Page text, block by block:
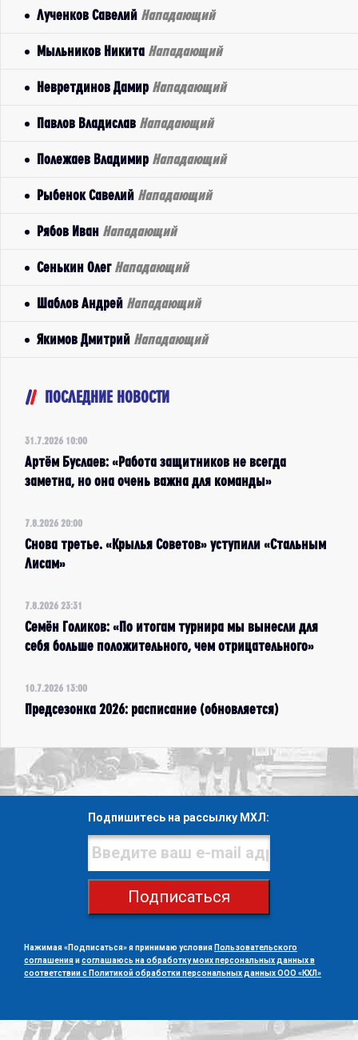
Лученков Савелий Нападающий
Мыльников Никита Нападающий
Невретдинов Дамир Нападающий
Павлов Владислав Нападающий
Полежаев Владимир Нападающий
Рыбенок Савелий Нападающий
Рябов Иван Нападающий
Сенькин Олег Нападающий
Шаблов Андрей Нападающий
Якимов Дмитрий Нападающий
ПОСЛЕДНИЕ НОВОСТИ
31.7.2026 10:00
Артём Буслаев: «Работа защитников не всегда
заметна, но она очень важна для команды»
7.8.2026 20:00
Снова третье. «Крылья Советов» уступили «Стальным
Лисам»
7.8.2026 23:31
Семён Голиков: «По итогам турнира мы вынесли для
себя больше положительного, чем отрицательного»
10.7.2026 13:00
Предсезонка 2026: расписание (обновляется)
Подпишитесь на рассылку МХЛ:
Подписаться
Нажимая «Подписаться» я принимаю условия Пользовательского
соглашенияисоглашаюсь на обработку моих персональных данных в
соответствии с Политикой обработки персональных данных ООО «КХЛ»